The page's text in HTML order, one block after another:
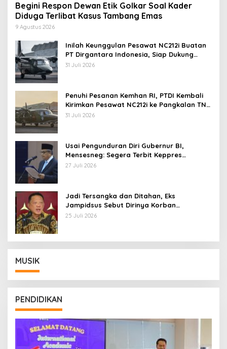
Begini Respon Dewan Etik Golkar Soal Kader
Diduga Terlibat Kasus Tambang Emas
9 Agustus 2026
Inilah Keunggulan Pesawat NC212i Buatan
PT Dirgantara Indonesia, Siap Dukung
Berbagai Operasi TNI
31 Juli 2026
Penuhi Pesanan Kemhan RI, PTDI Kembali
Kirimkan Pesawat NC212i ke Pangkalan TNI
AU
31 Juli 2026
Usai Pengunduran Diri Gubernur BI,
Mensesneg: Segera Terbit Keppres
Pemberhentian dengan Hormat
27 Juli 2026
Jadi Tersangka dan Ditahan, Eks
Jampidsus Sebut Dirinya Korban
Kriminalisasi
25 Juli 2026
MUSIK
PENDIDIKAN